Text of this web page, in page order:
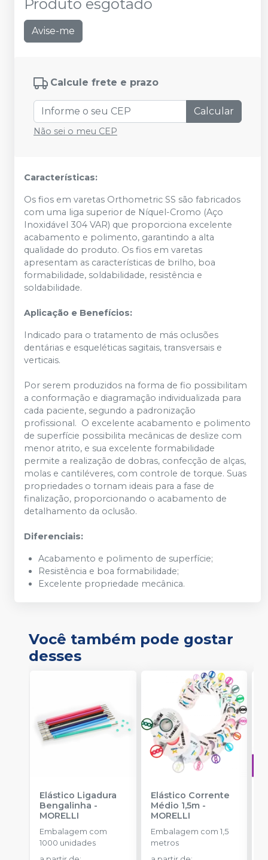
Produto esgotado
Avise-me
Calcule frete e prazo
Calcular
Não sei o meu CEP
Características:
Os fios em varetas Orthometric SS são fabricados
com uma liga superior de Níquel-Cromo (Aço
Inoxidável 304 VAR) que proporciona excelente
acabamento e polimento, garantindo a alta
qualidade do produto. Os fios em varetas
apresentam as características de brilho, boa
formabilidade, soldabilidade, resistência e
soldabilidade.
Aplicação e Benefícios:
Indicado para o tratamento de más oclusões
dentárias e esqueléticas sagitais, transversais e
verticais.
Por serem produzidos na forma de fio possibilitam
a conformação e diagramação individualizada para
cada paciente, segundo a padronização
profissional. O excelente acabamento e polimento
de superfície possibilita mecânicas de deslize com
menor atrito, e sua excelente formabilidade
permite a realização de dobras, confecção de alças,
molas e cantiléveres, com controle de torque. Suas
propriedades o tornam ideais para a fase de
finalização, proporcionando o acabamento de
detalhamento da oclusão.
Diferenciais:
Acabamento e polimento de superfície;
Resistência e boa formabilidade;
Excelente propriedade mecânica.
Você também pode gostar
desses
Elástico Ligadura
Bengalinha -
MORELLI
Embalagem com
1000 unidades
Elástico Corrente
Médio 1,5m-
MORELLI
Embalagem com 1,5
metros